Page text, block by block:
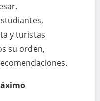
y turistas
su orden,